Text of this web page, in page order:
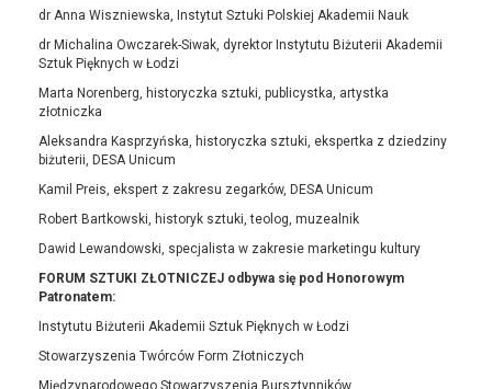
dr Anna Wiszniewska, Instytut Sztuki Polskiej Akademii Nauk
dr Michalina Owczarek-Siwak, dyrektor Instytutu Biżuterii Akademii
Sztuk Pięknych w Łodzi
Marta Norenberg, historyczka sztuki, publicystka, artystka
złotniczka
Aleksandra Kasprzyńska, historyczka sztuki, ekspertka z dziedziny
biżuterii, DESA Unicum
Kamil Preis, ekspert z zakresu zegarków, DESA Unicum
Robert Bartkowski, historyk sztuki, teolog, muzealnik
Dawid Lewandowski, specjalista w zakresie marketingu kultury
FORUM SZTUKI ZŁOTNICZEJ odbywa się pod Honorowym
Patronatem:
Instytutu Biżuterii Akademii Sztuk Pięknych w Łodzi
Stowarzyszenia Twórców Form Złotniczych
Międzynarodowego Stowarzyszenia Bursztynników